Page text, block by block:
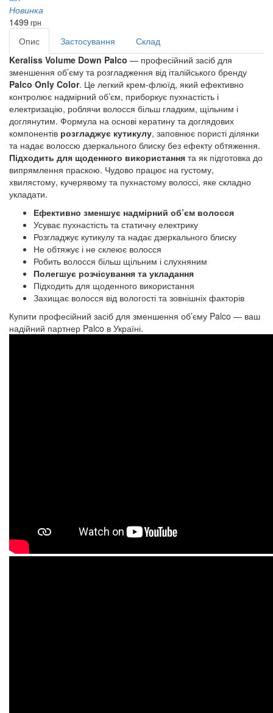
Новинка
1499 грн
Опис Застосування
Склад
Keraliss Volume Down Palco — професійний засіб для
Palco Only Color. Це легкий крем-флюїд, який ефективно
контролює надмірний об’єм, приборкує пухнастість і
електризацію, роблячи волосся більш гладким, щільним і
доглянутим. Формула на основі кератину та доглядових
компонентів розгладжує кутикулу, заповнює пористі ділянки
Підходить для щоденного використання та як підготовка до
випрямлення праскою. Чудово працює на густому,
хвилястому, кучерявому та пухнастому волоссі, яке складно
укладати.
Ефективно зменшує надмірний об’єм волосся
Усуває пухнастість та статичну електрику
Розгладжує кутикулу та надає дзеркального блиску
Не обтяжує і не склеює волосся
Робить волосся більш щільним і слухняним
Полегшує розчісування та укладання
Підходить для щоденного використання
Захищає волосся від вологості та зовнішніх факторів
Купити професійний засіб для зменшення об’єму Palco — ваш
надійний партнер Palco в Україні.